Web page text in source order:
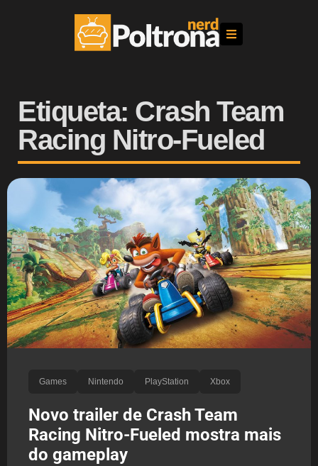
Etiqueta: Crash Team
Racing Nitro-Fueled
Games Nintendo PlayStation Xbox
Novo trailer de Crash Team
Racing Nitro-Fueled mostra mais
do gameplay